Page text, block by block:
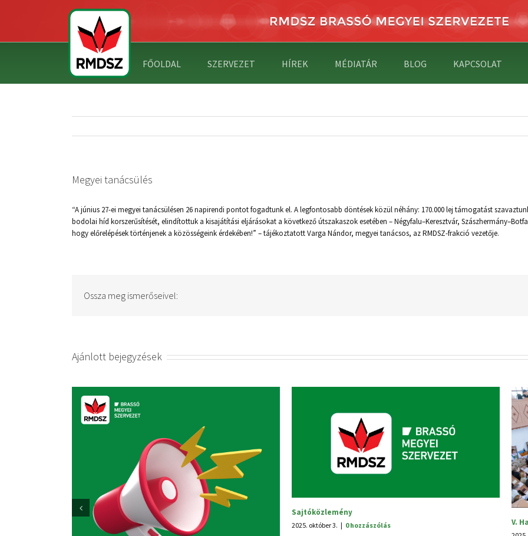
FŐOLDAL SZERVEZET HÍREK MÉDIATÁR BLOG KAPCSOLAT
Megyei tanácsülés
“A június 27-ei megyei tanácsülésen 26 napirendi pontot fogadtunk el. A legfontosabb döntések közül néhány: 170.000 lej támogatást
bodolai híd korszerűsítését, elindítottuk a kisajátítási eljárásokat a következő útszakaszok esetében – Négyfalu–Keresztvár,
hogy előrelépések történjenek a közösségeink érdekében!” – tájékoztatott Varga Nándor, megyei tanácsos, az RMDSZ-frakció vezetője.
Ossza meg ismerőseivel:
Ajánlott bejegyzések
Sajtóközlemény
2025. október 3. | 0 hozzászólás V.